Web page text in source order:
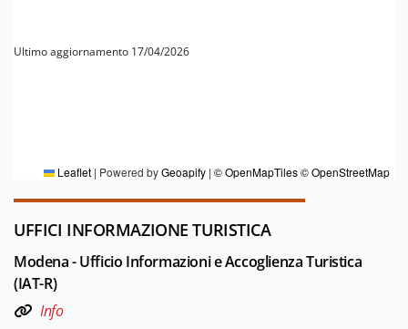
Leaflet | Powered byGeoapify | © OpenMapTiles© OpenStreetMap
Ultimo aggiornamento 17/04/2026
UFFICI INFORMAZIONE TURISTICA
Modena - Ufficio Informazioni e Accoglienza Turistica
(IAT-R)
Info